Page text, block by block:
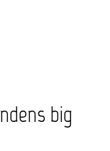
big